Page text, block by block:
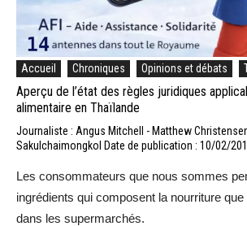
Accueil Chroniques Opinions et débats
Aperçu de l’état des règles juridiques
alimentaire en Thaïlande
Journaliste : Angus Mitchell - Matthew
Sakulchaimongkol Date de publication : 10/02/
Les consommateurs que nous sommes
ingrédients qui composent la nourriture
dans les supermarchés.